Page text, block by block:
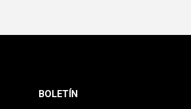
BOLETÍN